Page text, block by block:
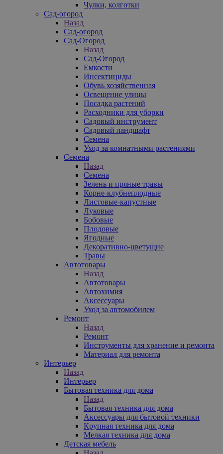
Чулки, колготки
Сад-огород
Назад
Сад-огород
Сад-Огород
Назад
Сад-Огород
Емкости
Инсектициды
Обувь хозяйственная
Освещение улицы
Посадка растений
Расходники для уборки
Садовый инструмент
Садовый ландшафт
Семена
Уход за комнатными растениями
Семена
Назад
Семена
Зелень и пряные травы
Корне-клубнеплодные
Листовые-капустные
Луковые
Бобовые
Плодовые
Ягодные
Декоративно-цветущие
Травы
Автотовары
Назад
Автотовары
Автохимия
Аксессуары
Уход за автомобилем
Ремонт
Назад
Ремонт
Инструменты для хранение и ремонта
Материал для ремонта
Интерьер
Назад
Интерьер
Бытовая техника для дома
Назад
Бытовая техника для дома
Аксессуары для бытовой техники
Крупная техника для дома
Мелкая техника для дома
Детская мебель